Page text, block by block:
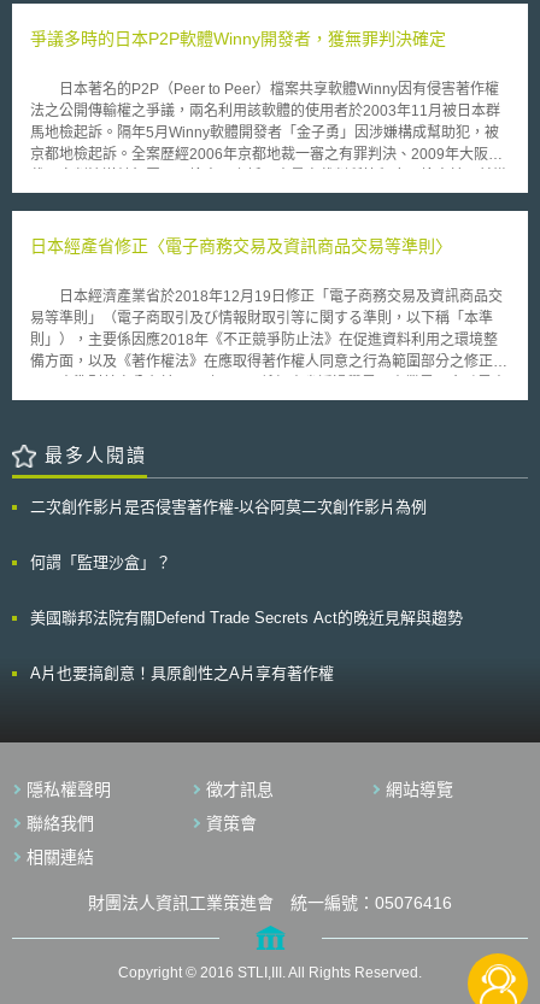
3.嬰幼兒五歲前「個人編號卡」都不須附上照片等。 唯輿論有批評，在尚未
本政府計畫將個人所有銀行帳戶都強制連結個人編號，可能讓政府更容易掌
握民眾資訊，像是追蹤稅務狀況、打擊逃漏稅等。日本「個人編號法」主管
機關總務省則再三保證個人編號卡晶片不會儲存稅金、年金等個人資料，即
使作為醫療或健康用途時，也不會紀錄健檢結果和服用藥物等訊息。雖然仍
有部分待改進處，惟日本以專法規定個人編號卡儲存資料之種類與範圍，並
於該法中說明相關管理措施，仍值得我國未來密切關注。
服務必須要具備互通性（Interoperability），且不得阻礙電子醫療資料的共
案所要求實質相同或更嚴格（substantially similar to or exceed）的規定
時，該省或地區必須適用法案的規定，法案將授權制定如何認定上述實質性
要件的標準與程序。 法案仍在立法程序中，現已完成參議院二讀程序，並
於2026年5月6日進入到三讀程序。本法案並非在創建數位身分、平台或醫
爭議多時的日本P2P軟體Winny開發者，獲無罪判決確定
日本著名的P2P（Peer to Peer）檔案共享軟體Winny因有侵害著作權
法之公開傳輸權之爭議，兩名利用該軟體的使用者於2003年11月被日本群
馬地檢起訴。隔年5月Winny軟體開發者「金子勇」因涉嫌構成幫助犯，被
京都地檢起訴。全案歷經2006年京都地裁一審之有罪判決、2009年大阪高
回上訴，並於2011年12月20日經最高裁判所裁定維持大阪高裁無罪判決，
使用在非法目的上，難謂構成幫助之行為，因此，開發者本身對軟體的非法
著作的問題還很多，將竭力解決相關問題，對自己之前開發的軟體而引起之
相關侵權訴訟感到遺憾，並呼籲使用者誤濫用Winny，以實現更好的資訊社
會。 而日本「電腦軟體著作權協會」（the Association of Copyright
for Computer Software）向來致力於著作權之保護工作，協會對此結果表示
日本經產省修正〈電子商務交易及資訊商品交易等準則〉
日本經濟產業省於2018年12月19日修正「電子商務交易及資訊商品交
易等準則」（電子商取引及び情報財取引等に関する準則，以下稱「本準
則」），主要係因應2018年《不正競爭防止法》在促進資料利用之環境整
備方面，以及《著作權法》在應取得著作權人同意之行為範圍部分之修正。
家、相關主管機關、消費者等各方合作，整理民法等各相關法規釋疑而成，
省期能透過本準則提高交易當事人對電子商務交易及資訊商品交易相關市場
的可預見性（foreseeability），並促進交易。 本準則此次修正相關重
content）及程式之帳號及密碼者，應負相關衍生之法律責任。 針對透過網
規範。 若學校授課、企業培訓係使用網路進行遠距教學，或遠距教學服務
契約取得供應商（授權人）之同意得以使用資訊商品，縱使該資訊商品之智
品。 因體驗版之手機應用程式、軟體、共享軟體，對使用功能或使用期間
有所限制，若行為人違法散布解除限制方法於網路者，則行為人應負之法律
最多人閱讀
二次創作影片是否侵害著作權-以谷阿莫二次創作影片為例
何謂「監理沙盒」？
美國聯邦法院有關Defend Trade Secrets Act的晚近見解與趨勢
A片也要搞創意！具原創性之A片享有著作權
隱私權聲明 徵才訊息
網站導覽
聯絡我們
資策會
相關連結
財團法人資訊工業策進會 統一編號：05076416
Copyright © 2016 STLI,III. All Rights Reserved.